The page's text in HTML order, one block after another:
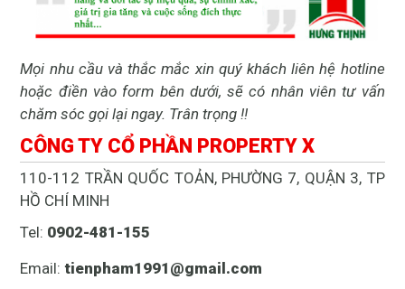
Mọi nhu cầu và thắc mắc xin quý khách liên hệ hotline
hoặc điền vào form bên dưới, sẽ có nhân viên tư vấn
chăm sóc gọi lại ngay. Trân trọng !!
CÔNG TY CỔ PHẦN PROPERTY X
110-112 TRẦN QUỐC TOẢN, PHƯỜNG 7, QUẬN 3, TP
HỒ CHÍ MINH
Tel: 0902-481-155
Email:tienpham1991@gmail.com